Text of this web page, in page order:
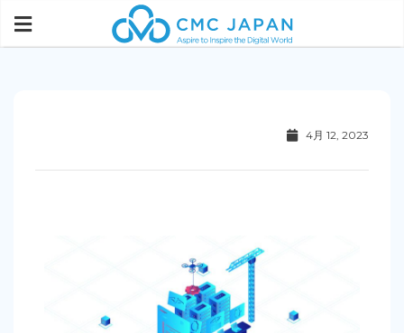
4月 12, 2023